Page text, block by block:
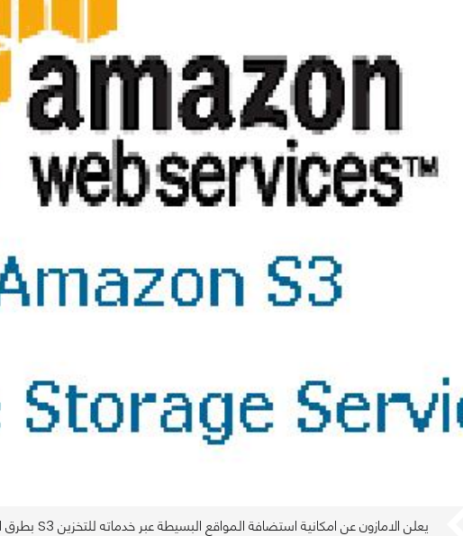
يعلن الامازون عن امكانية استضافة المواقع البسيطة عبر خدماته للتخزين S3 بطرق اسهل وتكلفة اقل